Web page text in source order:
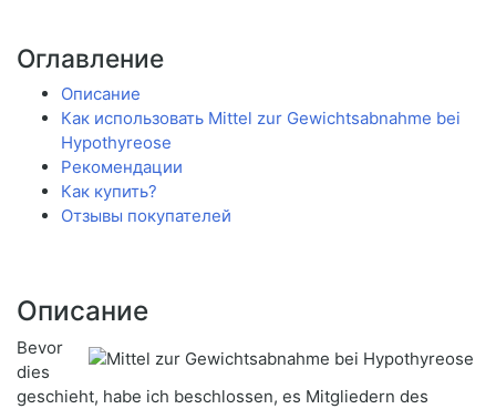
Оглавление
Описание
Как использовать Mittel zur Gewichtsabnahme bei
Hypothyreose
Рекомендации
Как купить?
Отзывы покупателей
Описание
Bevor
dies
geschieht, habe ich beschlossen, es Mitgliedern des